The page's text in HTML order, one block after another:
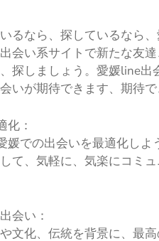
るなら、探しているなら
会い系サイトで新たな友
探しましょう。愛媛line
いが期待できます、期待で
化：
媛での出会いを最適化し
て、気軽に、気楽にコミ
会い：
文化、伝統を背景に、最